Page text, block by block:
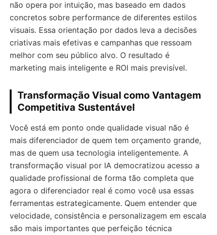
não opera por intuição, mas baseado em dados
concretos sobre performance de diferentes estilos
visuais. Essa orientação por dados leva a decisões
criativas mais efetivas e campanhas que ressoam
melhor com seu público alvo. O resultado é
marketing mais inteligente e ROI mais previsível.
Transformação Visual como Vantagem
Competitiva Sustentável
Você está em ponto onde qualidade visual não é
mais diferenciador de quem tem orçamento grande,
mas de quem usa tecnologia inteligentemente. A
transformação visual por IA democratizou acesso a
qualidade profissional de forma tão completa que
agora o diferenciador real é como você usa essas
ferramentas estrategicamente. Quem entender que
velocidade, consistência e personalizagem em escala
são mais importantes que perfeição técnica